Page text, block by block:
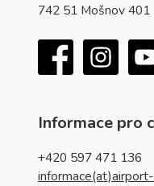
742 51 Mošnov 401
Facebook
Informace pro
+420 597 471 136